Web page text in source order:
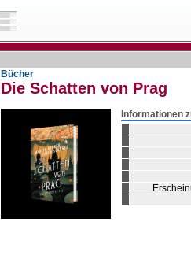
Bücher
Die Schatten von Prag
Informationen